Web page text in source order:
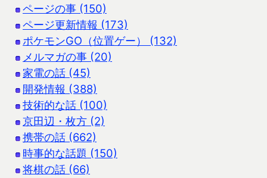
ページの事 (150)
ページ更新情報 (173)
ポケモンGO（位置ゲー） (132)
メルマガの事 (20)
家電の話 (45)
開発情報 (388)
技術的な話 (100)
京田辺・枚方 (2)
携帯の話 (662)
時事的な話題 (150)
将棋の話 (66)